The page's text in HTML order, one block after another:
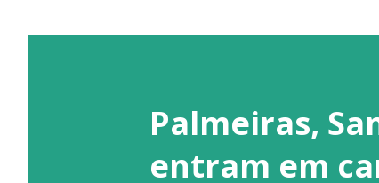
Palmeiras,
entram em